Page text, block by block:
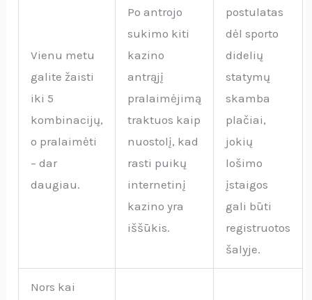
Vienu metu
galite žaisti
iki 5
kombinacijų,
o pralaimėti
– dar
daugiau.
Po antrojo
sukimo kiti
kazino
antrąjį
pralaimėjimą
traktuos kaip
nuostolį, kad
rasti puikų
internetinį
kazino yra
iššūkis.
postulatas
dėl sporto
didelių
statymų
skamba
plačiai,
jokių
lošimo
įstaigos
gali būti
registruotos
šalyje.
Nors kai